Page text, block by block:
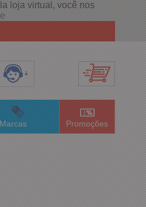
loja virtual, você nos
Marcas Promoções